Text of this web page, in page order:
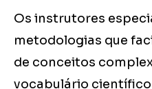
Os instrutores
metodologias que
de conceitos
vocabulário